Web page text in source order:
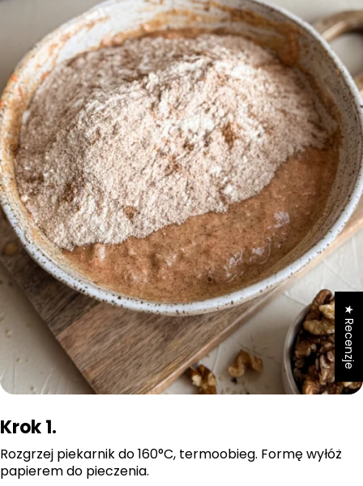
Krok 1.
Rozgrzej piekarnik do 160°C, termoobieg. Formę wyłóż
papierem do pieczenia.
★ Recenzje